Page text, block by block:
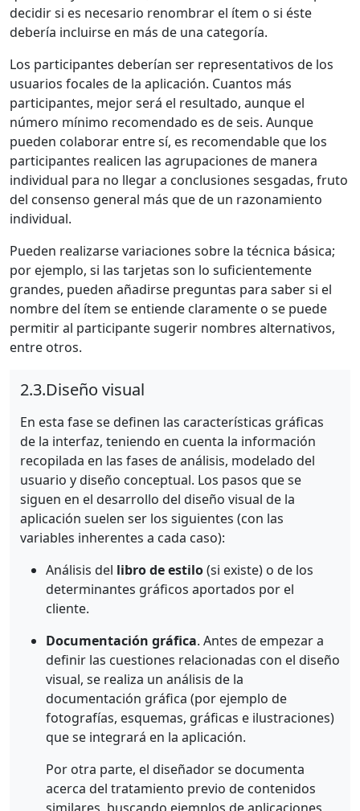
decidir si es necesario renombrar el ítem o si éste
debería incluirse en más de una categoría.
Los participantes deberían ser representativos de los
usuarios focales de la aplicación. Cuantos más
participantes, mejor será el resultado, aunque el
número mínimo recomendado es de seis. Aunque
pueden colaborar entre sí, es recomendable que los
participantes realicen las agrupaciones de manera
individual para no llegar a conclusiones sesgadas, fruto
del consenso general más que de un razonamiento
individual.
Pueden realizarse variaciones sobre la técnica básica;
por ejemplo, si las tarjetas son lo suficientemente
grandes, pueden añadirse preguntas para saber si el
nombre del ítem se entiende claramente o se puede
permitir al participante sugerir nombres alternativos,
entre otros.
2.3.Diseño visual
En esta fase se definen las características gráficas
de la interfaz, teniendo en cuenta la información
recopilada en las fases de análisis, modelado del
usuario y diseño conceptual. Los pasos que se
siguen en el desarrollo del diseño visual de la
aplicación suelen ser los siguientes (con las
variables inherentes a cada caso):
Análisis del libro de estilo(si existe) o de los
determinantes gráficos aportados por el
cliente.
Documentación gráfica. Antes de empezar a
definir las cuestiones relacionadas con el diseño
visual, se realiza un análisis de la
documentación gráfica (por ejemplo de
fotografías, esquemas, gráficas e ilustraciones)
que se integrará en la aplicación.
Por otra parte, el diseñador se documenta
acerca del tratamiento previo de contenidos